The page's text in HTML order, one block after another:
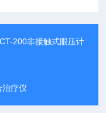
200非接触式眼压计
治疗仪